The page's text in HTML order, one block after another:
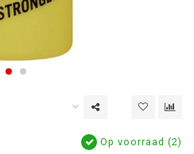
Op voorraad (2)